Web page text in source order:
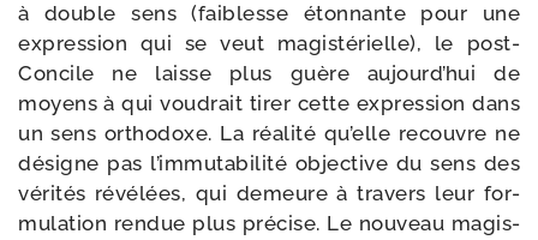
à double sens (fai­blesse éton­nante pour une
expres­sion qui se veut magis­té­rielle), le post-​
Concile ne laisse plus guère aujourd’­hui de
moyens à qui vou­drait tirer cette expres­sion dans
un sens ortho­doxe. La réa­li­té qu’elle recouvre ne
désigne pas l’im­mu­ta­bi­li­té objec­tive du sens des
véri­tés révé­lées, qui demeure à tra­vers leur for­
mu­la­tion ren­due plus pré­cise. Le nou­veau magis­